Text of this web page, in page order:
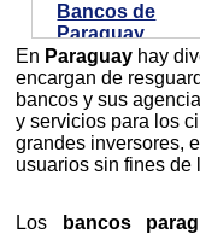
Bancos de
Paraguay
En Paraguay hay
encargan de
bancos y sus
y servicios para los
grandes inversores,
usuarios sin fines de
Los bancos